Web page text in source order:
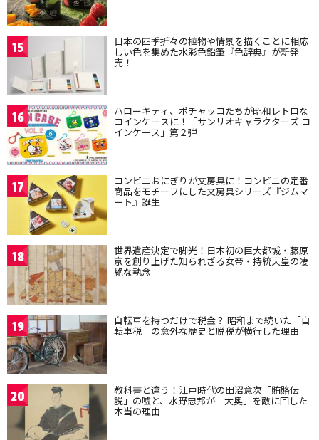
15 日本の四季折々の植物や情景を描くことに相応
しい色を集めた水彩色鉛筆『色辞典』が新発
売！
16 ハローキティ、ポチャッコたちが昭和レトロな
コインケースに！「サンリオキャラクターズ コ
インケース」第２弾
17 コンビニおにぎりが文房具に！コンビニの定番
商品をモチーフにした文房具シリーズ『ジムマ
ート』誕生
18 世界遺産決定で脚光！日本初の巨大都城・藤原
京を創り上げた知られざる女帝・持統天皇の凄
絶な執念
19 自転車を持つだけで税金？ 昭和まで続いた「自
転車税」の意外な歴史と脱税が横行した理由
20 教科書と違う！江戸時代の田沼意次「賄賂伝
説」の嘘と、水野忠邦が「大奥」を敵に回した
本当の理由